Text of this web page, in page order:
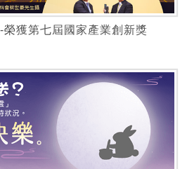
獲第七屆國家產業創新獎